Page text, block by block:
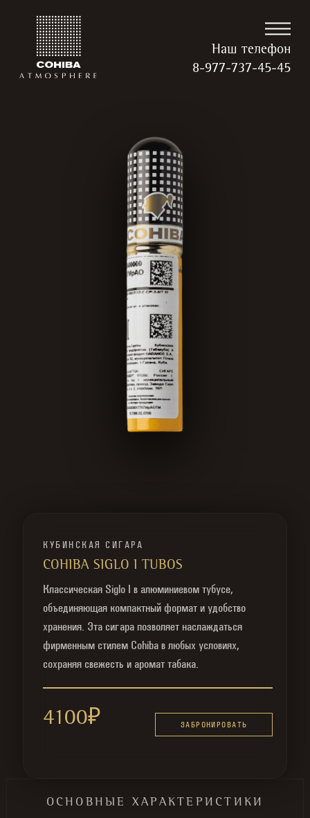
Наш телефон
8-977-737-45-45
КУБИНСКАЯ СИГАРА
COHIBA SIGLO I TUBOS
Классическая Siglo I в алюминиевом тубусе,
объединяющая компактный формат и удобство
хранения. Эта сигара позволяет наслаждаться
фирменным стилем Cohiba в любых условиях,
сохраняя свежесть и аромат табака.
4100₽ ЗАБРОНИРОВАТЬ
ОСНОВНЫЕ ХАРАКТЕРИСТИКИ